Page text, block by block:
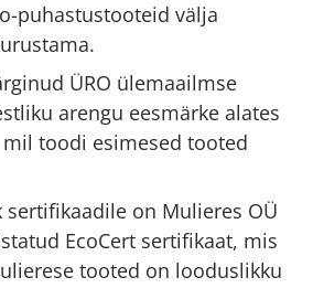
puhastustooteid välja
ÜRO ülemaailmse
arengu eesmärke alates
mil toodi esimesed tooted
sertifikaadile on Mulieres OÜ
EcoCert sertifikaat, mis
tooted on looduslikku